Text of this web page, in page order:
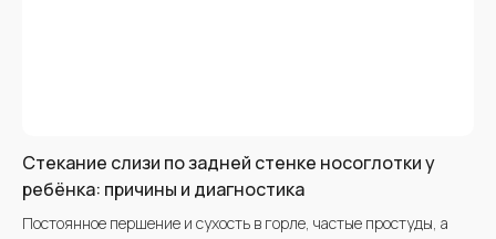
Стекание слизи по задней стенке носоглотки у
ребёнка: причины и диагностика
Постоянное першение и сухость в горле, частые простуды, а